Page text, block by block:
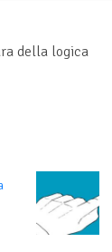
della logica